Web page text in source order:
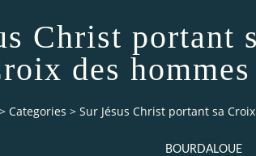
Christ portant
des
> Categories > Sur Jésus Christ portant sa
BOURDALOUE